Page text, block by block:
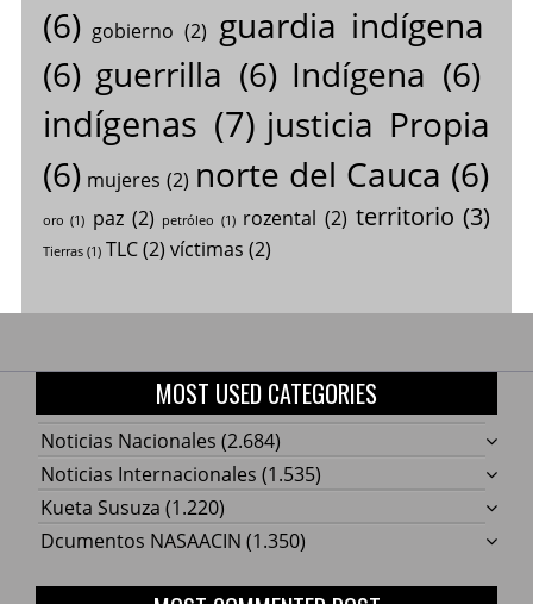
(6) gobierno (2) guardia indígena
(6) guerrilla (6) Indígena (6)
indígenas (7) justicia Propia
(6) mujeres (2) norte del Cauca (6)
oro (1) paz (2) petróleo (1) rozental (2) territorio (3)
Tierras(1) TLC(2) víctimas (2)
MOST USED CATEGORIES
Noticias Nacionales (2.684)
Noticias Internacionales (1.535)
Kueta Susuza (1.220)
Dcumentos NASAACIN (1.350)